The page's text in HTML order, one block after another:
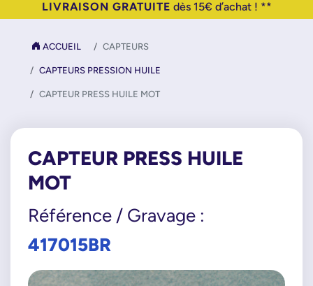
LIVRAISON GRATUITE dès 15€ d’achat ! **
ACCUEIL CAPTEURS
CAPTEURS PRESSION HUILE
CAPTEUR PRESS HUILE MOT
CAPTEUR PRESS HUILE
MOT
Référence / Gravage :
417015BR